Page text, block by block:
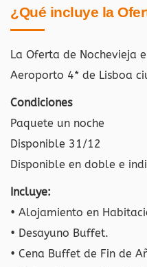
¿Qué incluye la
La Oferta de Nochevieja
Aeroporto 4* de Lisboa
Condiciones
Paquete un noche
Disponible 31/12
Disponible en doble e
Incluye:
• Alojamiento en
• Desayuno Buffet.
• Cena Buffet de Fin de